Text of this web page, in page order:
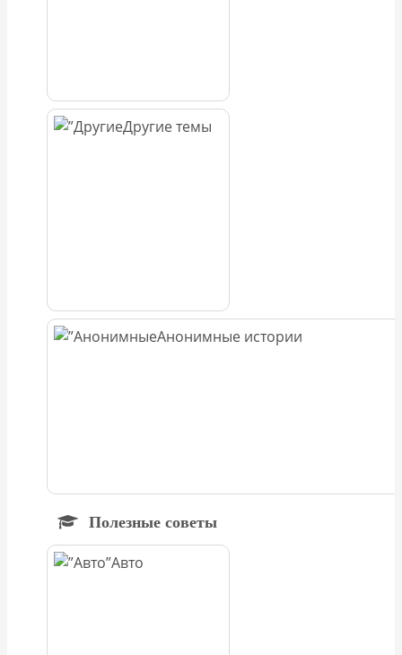
Другие темы
Анонимные истории
Полезные советы
Авто